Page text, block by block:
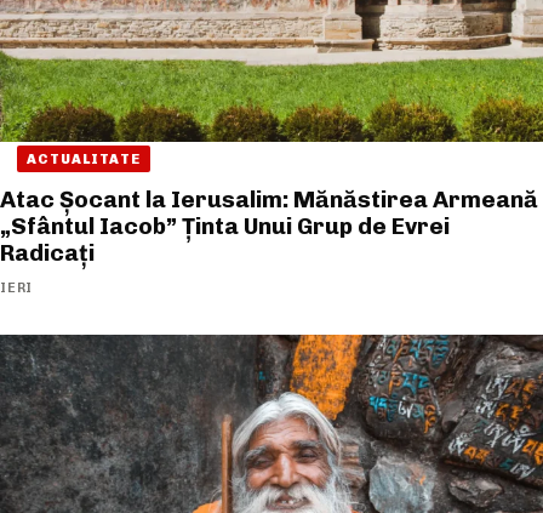
ACTUALITATE
Atac Șocant la Ierusalim: Mănăstirea Armeană
„Sfântul Iacob” Ținta Unui Grup de Evrei
Radicați
IERI